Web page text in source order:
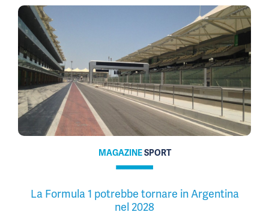
MAGAZINESPORT
La Formula 1 potrebbe tornare in Argentina
nel 2028